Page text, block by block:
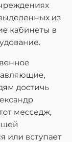
из
кабинеты в
достичь
месседж,
или вступает